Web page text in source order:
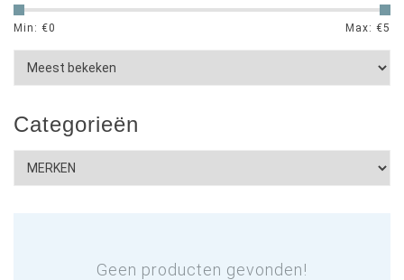
Min: €0 Max: €5
Categorieën
Geen producten gevonden!